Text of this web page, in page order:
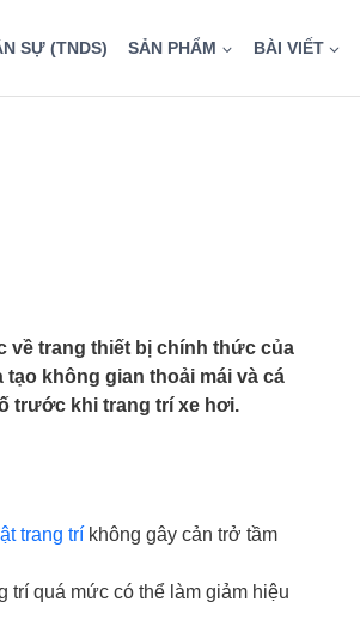
SỰ (TNDS) SẢN PHẨM BÀI VIẾT
về trang thiết bị chính thức của
không gian thoải mái và cá
trước khi trang trí xe hơi.
trang trí không gây cản trở tầm
trí quá mức có thể làm giảm hiệu